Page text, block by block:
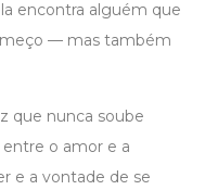
encontra alguém que
— mas também
que nunca soube
o amor e a
e a vontade de se